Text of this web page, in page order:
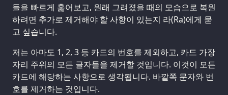
들을 빠르게 훑어보고, 원래 그려졌을 때의 모습으로 복원
하려면 추가로 제거해야 할 사항이 있는지 라(Ra)에게 묻
고 싶습니다.
저는 아마도 1, 2, 3 등 카드의 번호를 제외하고, 카드 가장
자리 주위의 모든 글자들을 제거할 것입니다. 이것이 모든
카드에 해당하는 사항으로 생각됩니다. 바깥쪽 문자와 번
호를 제거하는 것입니다.